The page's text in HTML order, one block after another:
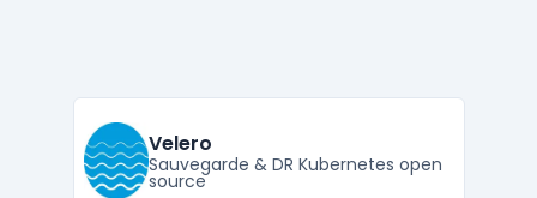
Velero
Sauvegarde & DR Kubernetes open
source